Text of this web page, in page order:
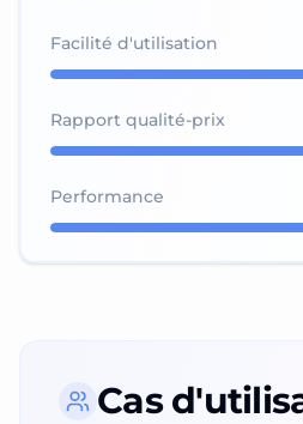
Facilité d'utilisation
Rapport qualité-prix
Performance
Cas